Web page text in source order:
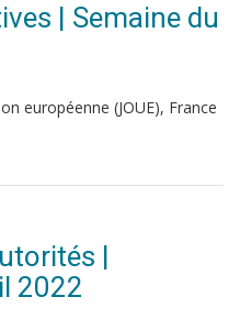
| Semaine du
européenne (JOUE), France
|
2022